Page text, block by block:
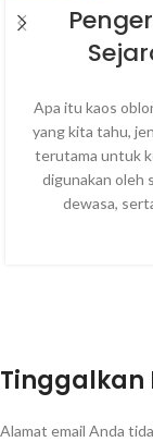
Apa itu kaos
yang kita tahu,
terutama untuk
digunakan oleh
dewasa,
Tinggalkan
Alamat email Anda